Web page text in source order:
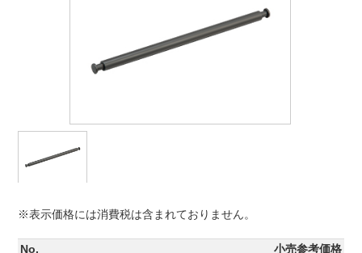
※表示価格には消費税は含まれておりません。
No.
小売参考価格